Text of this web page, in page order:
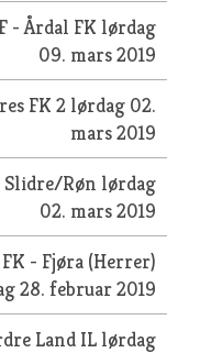
- Årdal FK lørdag
09. mars 2019
FK 2 lørdag 02.
mars 2019
Røn lørdag
02. mars 2019
- Fjøra (Herrer)
28. februar 2019
Land IL lørdag